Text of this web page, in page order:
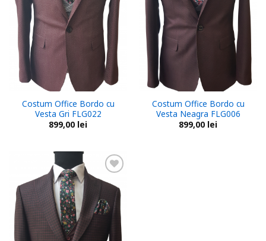
Costum Office Bordo cu
Vesta Gri FLG022
899,00 lei
Costum Office Bordo cu
Vesta Neagra FLG006
899,00 lei
Add to
wishlist